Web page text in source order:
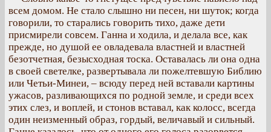
всем домом. Не стало слышно ни песен, ни шуток; когда
говорили, то старались говорить тихо, даже дети
присмирели совсем. Ганна и ходила, и делала все, как
прежде, но душой ее овладевала властней и властней
безотчетная, безысходная тоска. Оставалась ли она одна
в своей светелке, развертывала ли пожелтевшую Библию
или Четьи-Минеи, – всюду перед ней вставали картины
ужасов, разливающихся по родной земле, и среди всех
этих слез, и воплей, и стонов вставал, как колосс, всегда
один неизменный образ, гордый, величавый и сильный.